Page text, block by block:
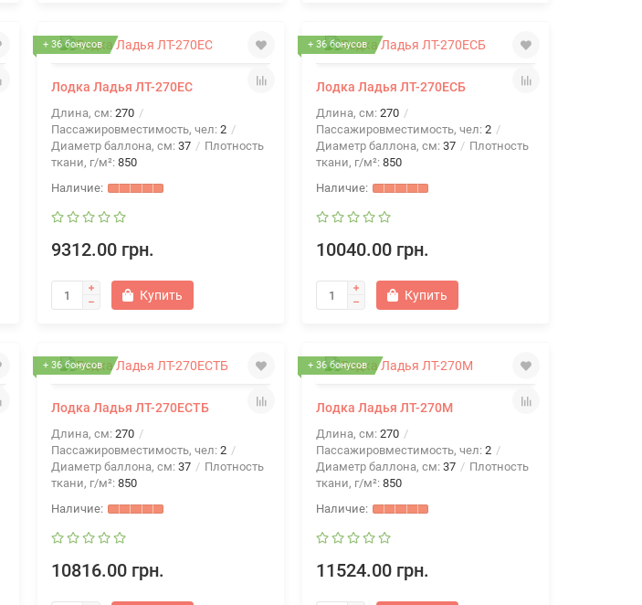
+ 36 бонусов
Лодка Ладья ЛТ-270ЕС
Длина, см: 270
Пассажировместимость, чел: 2
Диаметр баллона, см: 37
Плотность
ткани, г/м²: 850
9312.00 грн.
Купить
+ 36 бонусов
Лодка Ладья ЛТ-270ЕСБ
Длина, см: 270
Пассажировместимость, чел: 2
Диаметр баллона, см: 37
Плотность
ткани, г/м²: 850
10040.00 грн.
Купить
+ 36 бонусов
Лодка Ладья ЛТ-270ЕСТБ
Длина, см: 270
Пассажировместимость, чел: 2
Диаметр баллона, см: 37
Плотность
ткани, г/м²: 850
10816.00 грн.
+ 36 бонусов
Лодка Ладья ЛТ-270М
Длина, см: 270
Пассажировместимость, чел: 2
Диаметр баллона, см: 37
Плотность
ткани, г/м²: 850
11524.00 грн.